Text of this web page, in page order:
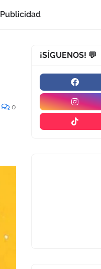
Publicidad
0
¡SÍGUENOS! 💬